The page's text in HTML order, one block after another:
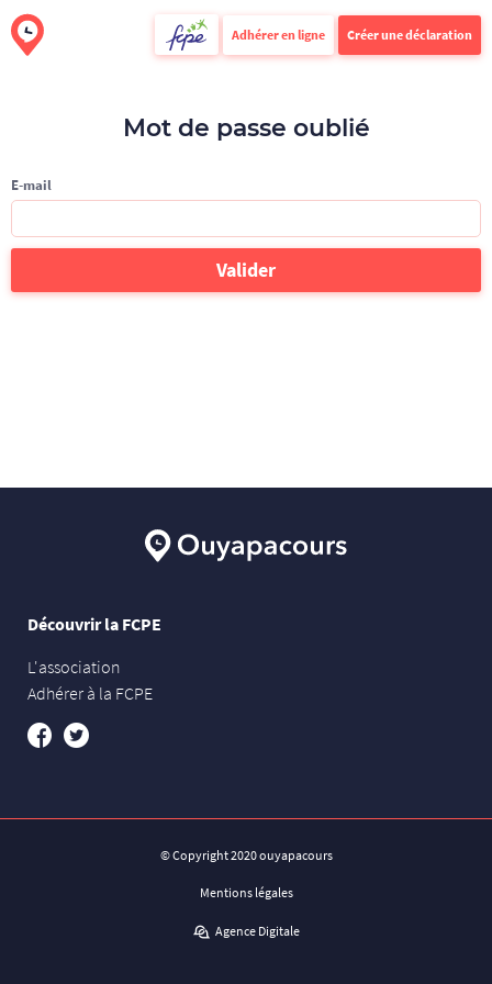
FCPE
Adhérer en ligne Créer une déclaration
Mot de passe oublié
E-mail
Découvrir la FCPE
L'association
Adhérer à la FCPE
Facebook
Twitter
© Copyright 2020 ouyapacours
Mentions légales
Agence Digitale